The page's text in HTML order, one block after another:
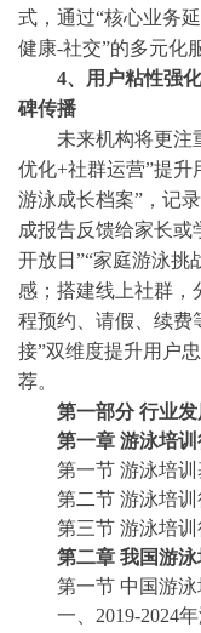
式，通过“核心业务
健康-社交”的多元化
4、用户粘性强
碑传播
未来机构将更注
优化+社群运营”提升
游泳成长档案”，记
成报告反馈给家长或
开放日”“家庭游泳挑
感；搭建线上社群，
程预约、请假、续费
接”双维度提升用户
荐。
第一部分 行业
第一章 游泳培
第一节 游泳培
第二节 游泳培
第三节 游泳培
第二章 我国游
第一节 中国游
一、 2019-2024